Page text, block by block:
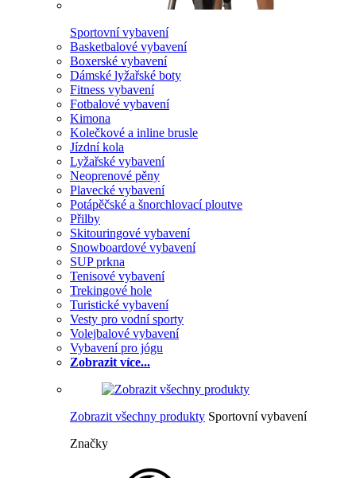
Sportovní vybavení
Basketbalové vybavení
Boxerské vybavení
Dámské lyžařské boty
Fitness vybavení
Fotbalové vybavení
Kimona
Kolečkové a inline brusle
Jízdní kola
Lyžařské vybavení
Neoprenové pěny
Plavecké vybavení
Potápěčské a šnorchlovací ploutve
Přilby
Skitouringové vybavení
Snowboardové vybavení
SUP prkna
Tenisové vybavení
Trekingové hole
Turistické vybavení
Vesty pro vodní sporty
Volejbalové vybavení
Vybavení pro jógu
Zobrazit více...
Zobrazit všechny produkty Sportovní vybavení
Značky